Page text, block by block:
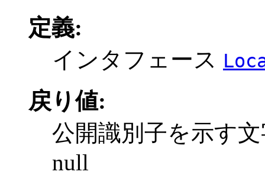
定義:
インタフェース
戻り値:
公開識別子を示す
null